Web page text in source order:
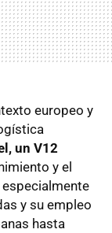
europeo y
un V12
y el
y su empleo
hasta